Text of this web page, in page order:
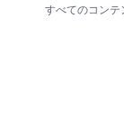
すべてのコンテ